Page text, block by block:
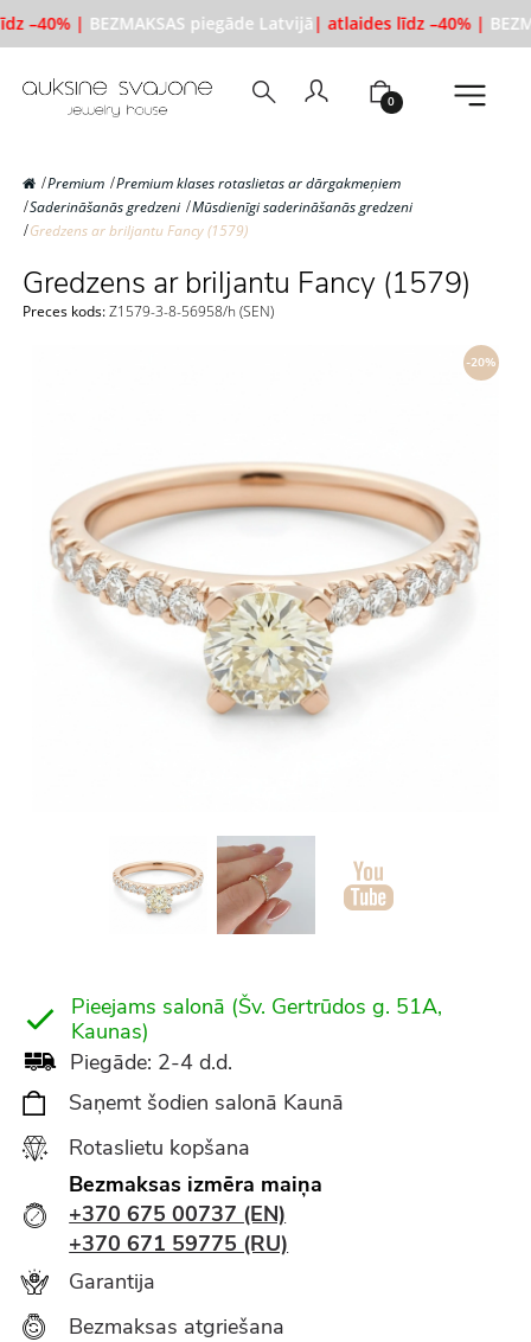
–40% | BEZMAKSAS piegāde Latvijā| atlaides līdz –40% |
0
Premium
Premium klases rotaslietas ar dārgakmeņiem
Saderināšanās gredzeni
Mūsdienīgi saderināšanās gredzeni
Gredzens ar briljantu Fancy (1579)
Gredzens ar briljantu Fancy (1579)
Preces kods:Z1579-3-8-56958/h (SEN)
-20%
Pieejams salonā (Šv. Gertrūdos g. 51A,
Kaunas)
Piegāde: 2-4 d.d.
Saņemt šodien salonā Kaunā
Rotaslietu kopšana
Bezmaksas izmēra maiņa
+370 675 00737 (EN)
+370 671 59775 (RU)
Garantija
Bezmaksas atgriešana